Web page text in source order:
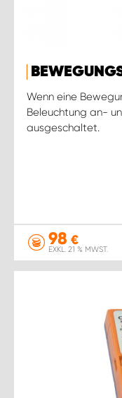
Wenn eine
Beleuchtung an-
ausgeschaltet.
98 €
EXKL. 21 % MWST.